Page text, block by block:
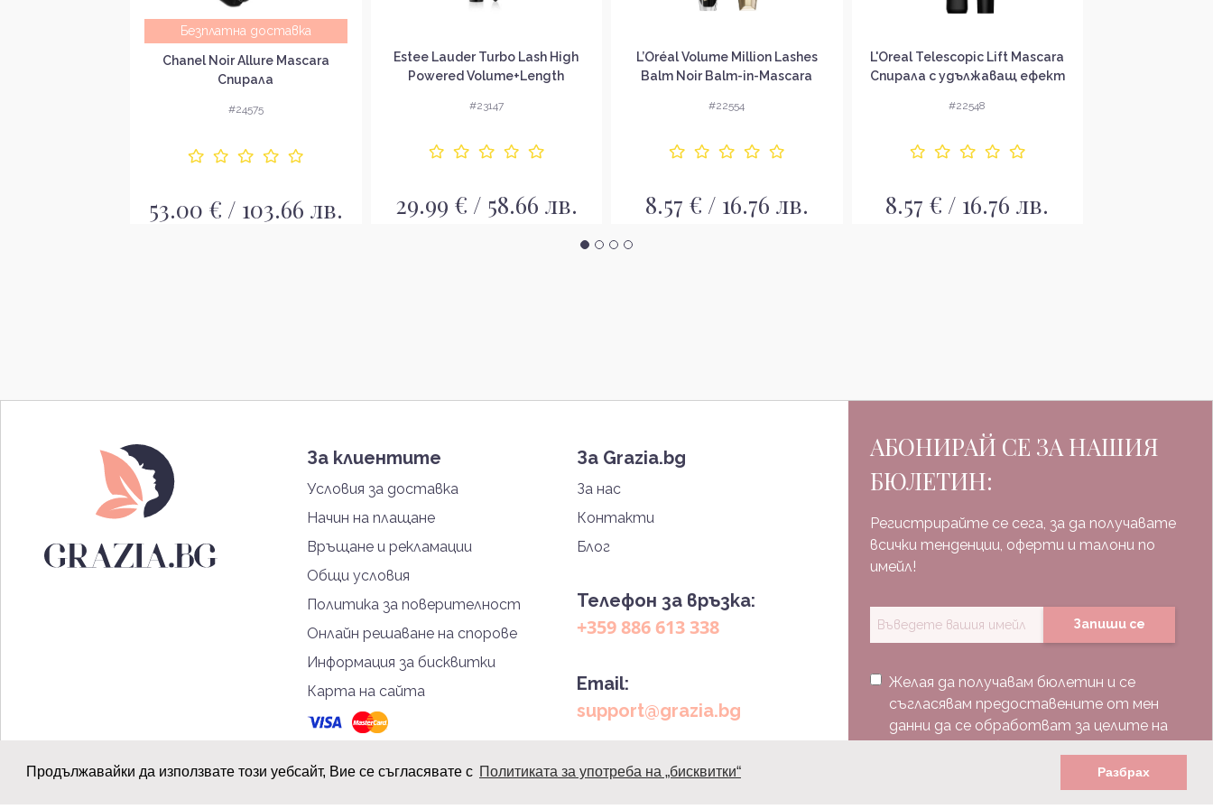
Продължавайки да използвате този уебсайт, Вие се съгласявате с Политиката за употреба на „бисквитки“ Разбрах
Безплатна доставка
Chanel Noir Allure Mascara
Спирала
#24575
53.00 € / 103.66 лв.
Estee Lauder Turbo Lash High
Powered Volume+Length
#23147
29.99 € / 58.66 лв.
L’Oréal Volume Million Lashes
Balm Noir Balm-in-Mascara
#22554
8.57 € / 16.76 лв.
L'Oreal Telescopic Lift Mascara
Спирала с удължаващ ефект
#22548
8.57 € / 16.76 лв.
За клиентите
Условия за доставка
Начин на плащане
Връщане и рекламации
Общи условия
Политика за поверителност
Онлайн решаване на спорове
Информация за бисквитки
Карта на сайта
За Grazia.bg
За нас
Контакти
Блог
Телефон за връзка:
+359 886 613 338
Email:
support@grazia.bg
АБОНИРАЙ СЕ ЗА НАШИЯ
БЮЛЕТИН:
Регистрирайте се сега, за да получавате
всички тенденции, оферти и талони по
имейл!
Запиши се
Желая да получавам бюлетин и се
съгласявам предоставените от мен
данни да се обработват за целите на